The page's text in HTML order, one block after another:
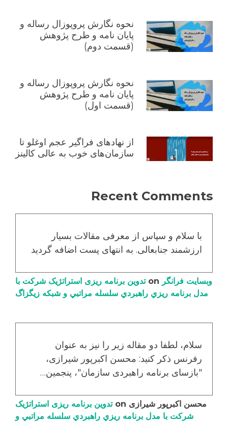
نحوه نگارش پروپوزال رساله و
پایان نامه و طرح پژوهش
(قسمت دوم)
نحوه نگارش پروپوزال رساله و
پایان نامه و طرح پژوهش
(قسمت اول)
از نهادهای فراگیر عجم اوغلو تا
سازمان‌های خوب به عالی کالینز
Recent Comments
با سلام و سپاس از معرفی مقالات بسیار
ارزشمند جنابعالی. به انتهای پست اضافه گردید
وبسایت فرانگر
تدوین برنامه ریزی استراتژیک شرکت با
مدل برنامه ریزي راهبردي سلسله مراتبي و شبکه زیگزاگ
سلام، لطفا دو مقاله زیر را نیز به عنوان
رفرنس ذکر کنید: محسن اکبرپور شیرازی،
"بازسای برنامه راهبردی سازمان"، پنجمین…
محسن اکبرپور شیرازی
تدوین برنامه ریزی استراتژیک
شرکت با مدل برنامه ریزي راهبردي سلسله مراتبي و